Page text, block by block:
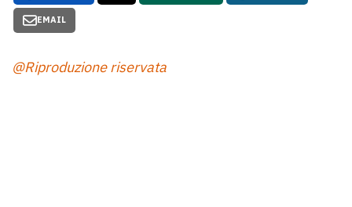
EMAIL
@Riproduzione riservata